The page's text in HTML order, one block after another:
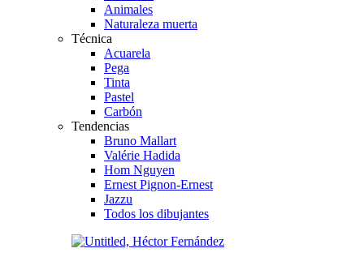
Animales
Naturaleza muerta
Técnica
Acuarela
Pega
Tinta
Pastel
Carbón
Tendencias
Bruno Mallart
Valérie Hadida
Hom Nguyen
Ernest Pignon-Ernest
Jazzu
Todos los dibujantes